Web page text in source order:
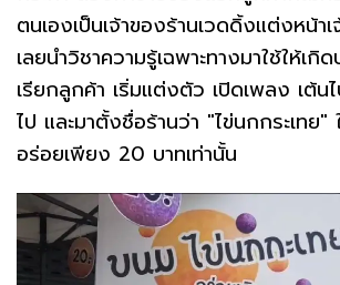
ตนเองเป็นเจ้าของร้านเวดดิ้งแต่งหน้าเ
เลยนำวิชาความรู้เฉพาะทางมาใช้ให้เกิ
เรียกลูกค้า เริ่มแต่งตัว เปิดเพลง เต้น
ไป และมาตั้งชื่อร้านว่า "ไข่นกกระเทย"
อร่อยเพียง 20 บาทเท่านั้น